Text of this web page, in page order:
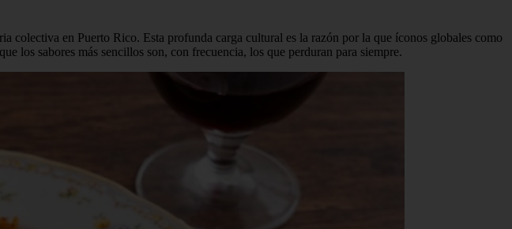
colectiva en Puerto Rico. Esta profunda carga cultural es la razón por la que íconos globales como
los sabores más sencillos son, con frecuencia, los que perduran para siempre.